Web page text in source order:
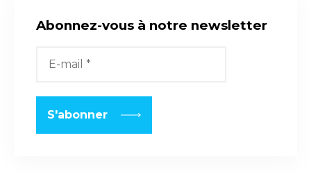
Abonnez-vous à notre newsletter